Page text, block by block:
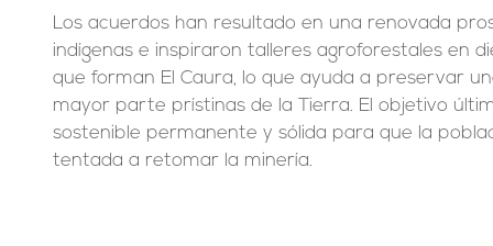
Los acuerdos han resultado en una renovada
indígenas e inspiraron talleres agroforestales en
que forman El Caura, lo que ayuda a preservar
mayor parte prístinas de la Tierra. El objetivo
sostenible permanente y sólida para que la
tentada a retomar la minería.